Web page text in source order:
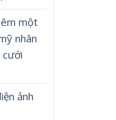
một
nhân
cưới
ảnh